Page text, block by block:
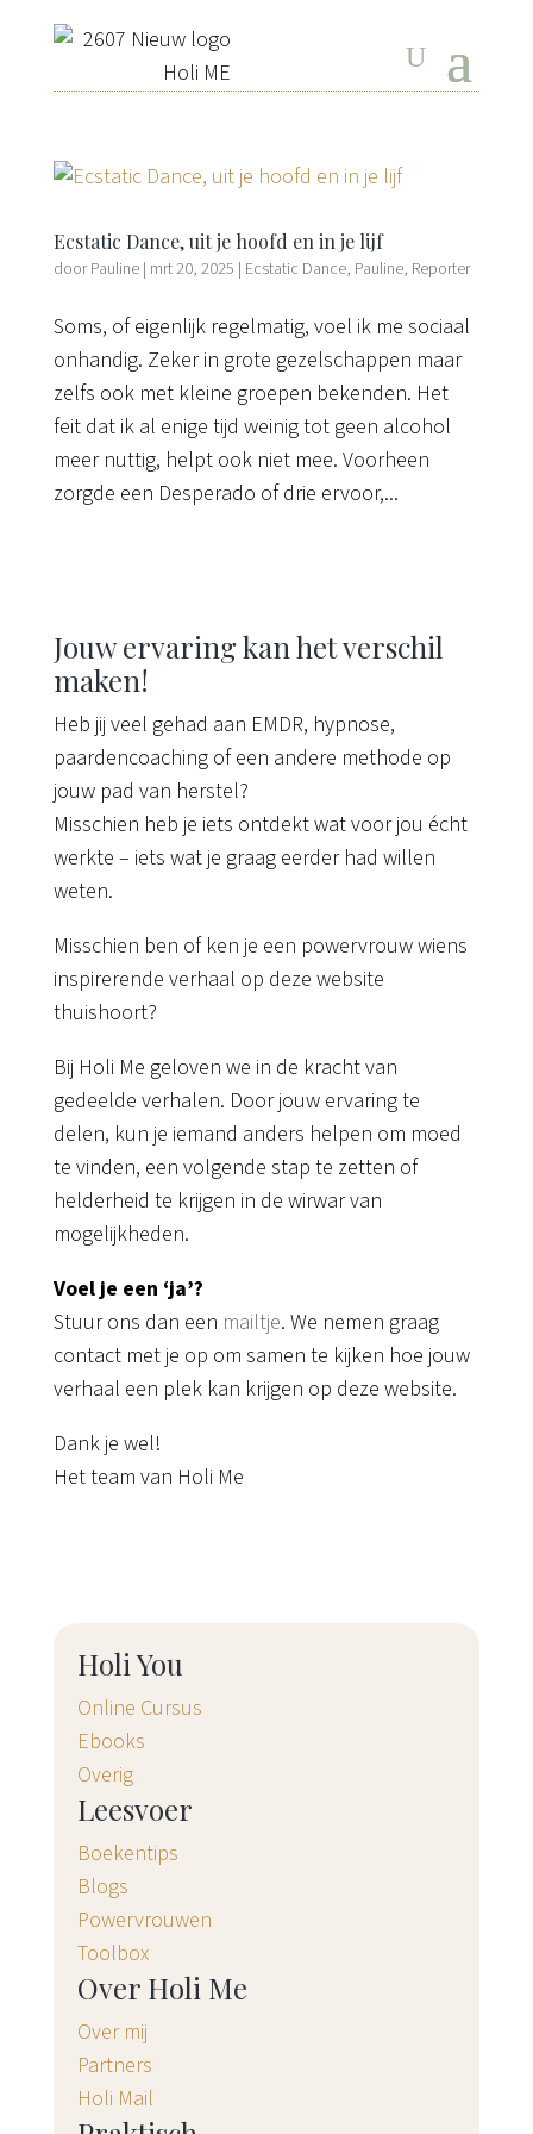
Ecstatic Dance, uit je hoofd en in je lijf
doorPauline| mrt 20, 2025 | Ecstatic Dance, Pauline, Reporter
Soms, of eigenlijk regelmatig, voel ik me sociaal
onhandig. Zeker in grote gezelschappen maar
zelfs ook met kleine groepen bekenden. Het
feit dat ik al enige tijd weinig tot geen alcohol
meer nuttig, helpt ook niet mee. Voorheen
zorgde een Desperado of drie ervoor,...
Jouw ervaring kan het verschil
maken!
Heb jij veel gehad aan EMDR, hypnose,
paardencoaching of een andere methode op
jouw pad van herstel?
Misschien heb je iets ontdekt wat voor jou écht
werkte – iets wat je graag eerder had willen
weten.
Misschien ben of ken je een powervrouw wiens
inspirerende verhaal op deze website
thuishoort?
Bij Holi Me geloven we in de kracht van
gedeelde verhalen. Door jouw ervaring te
delen, kun je iemand anders helpen om moed
te vinden, een volgende stap te zetten of
helderheid te krijgen in de wirwar van
mogelijkheden.
Voel je een ‘ja’?
Stuur ons dan een mailtje. We nemen graag
contact met je op om samen te kijken hoe jouw
verhaal een plek kan krijgen op deze website.
Dank je wel!
Het team van Holi Me
Holi You
Online Cursus
Ebooks
Overig
Leesvoer
Boekentips
Blogs
Powervrouwen
Toolbox
Over Holi Me
Over mij
Partners
Holi Mail